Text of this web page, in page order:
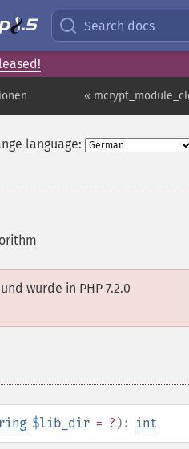
Search docs
«
language:
wurde in PHP 7.2.0
$lib_dir = ? ): int